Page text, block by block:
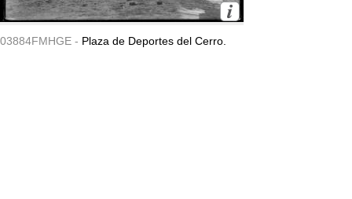
03884FMHGE - Plaza de Deportes del Cerro.